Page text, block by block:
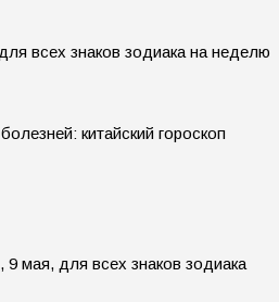
всех знаков зодиака на неделю
китайский гороскоп